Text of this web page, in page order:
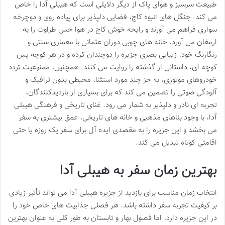
طبیعت سرسبز و هوای پاک از دیگر دلایلی است که هیبلی آدا را خاص
می کند. جنگل های انبوه کاج، فضایی دلپذیر برای پیاده روی و دوچرخه
سواری فراهم می آورند و رایحه خوش کاج در هوا حس طراوت را به
ارمغان می آورد. خانه های چوبی دوران عثمانی با معماری سنتی و
رنگارنگ خود، زیبایی بصری جزیره را دوچندان کرده و در هر کوچه پس
کوچه ای، داستانی از گذشته را روایت می کنند. همچنین، ممنوعیت تردد
خودروهای موتوری، به جز چند مورد استثنا، محیطی بدون ترافیک و
آلودگی صوتی را تضمین می کند که برای بسیاری از بازدیدکنندگان،
تجربه ای نادر و دلپذیر به شمار می رود. غنای تاریخی و فرهنگی هیبلی
آدا، با وجود بناهای مذهبی و خانه های تاریخی، عمق بیشتری به سفر
می بخشد و این جزیره را به مقصدی ایده آل برای سفر یک روزه یا حتی
اقامتی کوتاه تبدیل می کند.
بهترین زمان سفر به هیبلی آدا
انتخاب زمان مناسب برای بازدید از جزیره هیبلی آدا می تواند تأثیر زیادی
بر کیفیت تجربه سفر داشته باشد. هر فصلی جذابیت های خاص خود را
در این جزیره دارد، اما فصول بهار و تابستان به طور کلی به عنوان بهترین